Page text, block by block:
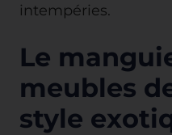
intempéries.
Le
meubles
style